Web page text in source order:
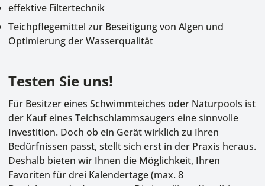
effektive Filtertechnik
Teichpflegemittel zur Beseitigung von Algen und
Optimierung der Wasserqualität
Testen Sie uns!
Für Besitzer eines Schwimmteiches oder Naturpools ist
der Kauf eines Teichschlammsaugers eine sinnvolle
Investition. Doch ob ein Gerät wirklich zu Ihren
Bedürfnissen passt, stellt sich erst in der Praxis heraus.
Deshalb bieten wir Ihnen die Möglichkeit, Ihren
Favoriten für drei Kalendertage (max. 8